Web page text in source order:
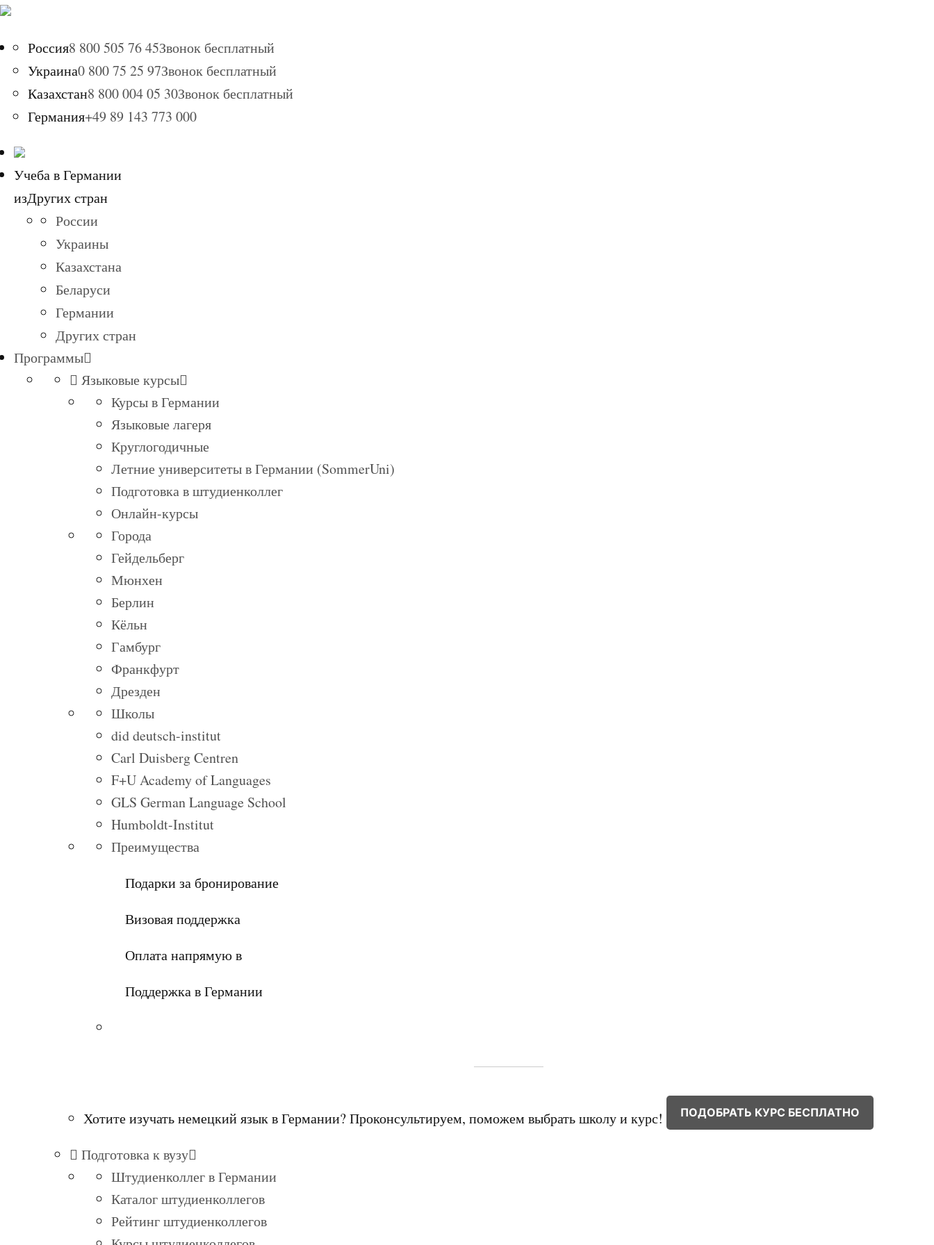
Россия8 800 505 76 45Звонок бесплатный
Украина0 800 75 25 97Звонок бесплатный
Казахстан8 800 004 05 30Звонок бесплатный
Германия+49 89 143 773 000
Учеба в Германии
изДругих стран
России
Украины
Казахстана
Беларуси
Германии
Других стран
Программы
Языковые курсы
Курсы в Германии
Языковые лагеря
Круглогодичные
Летние университеты в Германии (SommerUni)
Подготовка в штудиенколлег
Онлайн-курсы
Города
Гейдельберг
Мюнхен
Берлин
Кёльн
Гамбург
Франкфурт
Дрезден
Школы
did deutsch-institut
Carl Duisberg Centren
F+U Academy of Languages
GLS German Language School
Humboldt-Institut
Преимущества
Подарки за бронирование
Визовая поддержка
Оплата напрямую в
Поддержка в Германии
Хотите изучать немецкий язык в Германии? Проконсультируем, поможем выбрать школу и курс! ПОДОБРАТЬ КУРС БЕСПЛАТНО
Подготовка к вузу
Штудиенколлег в Германии
Каталог штудиенколлегов
Рейтинг штудиенколлегов